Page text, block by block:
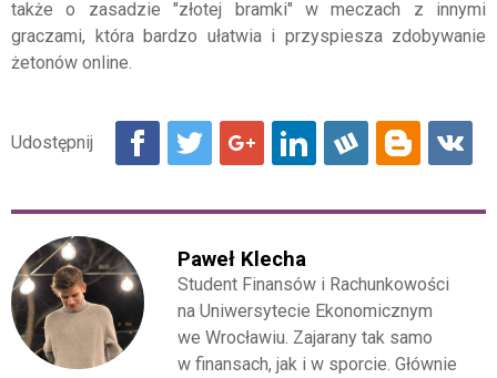
także o zasadzie "złotej bramki" w meczach z innymi
graczami, która bardzo ułatwia i przyspiesza zdobywanie
żetonów online.
Paweł Klecha
Student Finansów i Rachunkowości
na Uniwersytecie Ekonomicznym
we Wrocławiu. Zajarany tak samo
w finansach, jak i w sporcie. Głównie